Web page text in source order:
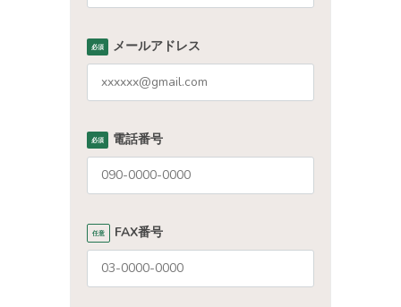
必須 メールアドレス
必須 電話番号
任意 FAX番号